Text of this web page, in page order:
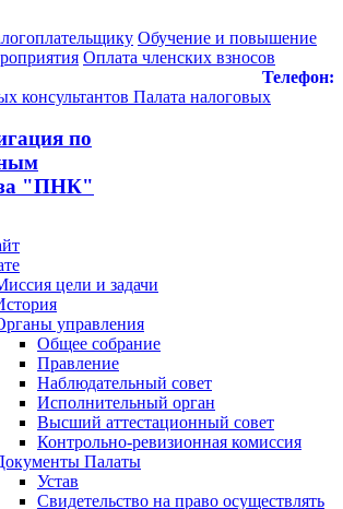
Обучение и повышение
Оплата членских взносов
Телефон:
Палата налоговых
по
"ПНК"
цели и задачи
управления
Общее собрание
Правление
Наблюдательный совет
Исполнительный орган
Высший аттестационный совет
Контрольно-ревизионная комиссия
Палаты
Устав
Свидетельство на право осуществлять